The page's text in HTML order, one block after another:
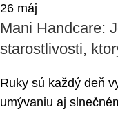
26 máj
Mani Handcare:
starostlivosti,
Ruky sú každý deň
umývaniu aj